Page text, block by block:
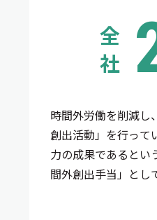
全
社
時間外労働を削減し
創出活動」を行って
力の成果であるとい
間外創出手当」とし